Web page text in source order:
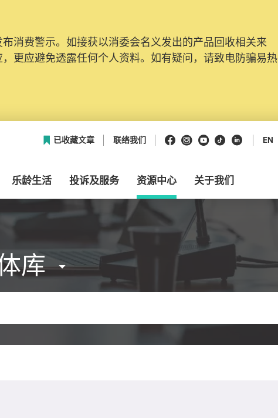
消费警示。如接获以消委会名义发出的产品回收相关来
更应避免透露任何个人资料。如有疑问，请致电防骗易热
已收藏文章 联络我们 Facebook
Instagram
Youtube
抖音领英 EN
乐龄生活 投诉及服务 资源中心 关于我们
库